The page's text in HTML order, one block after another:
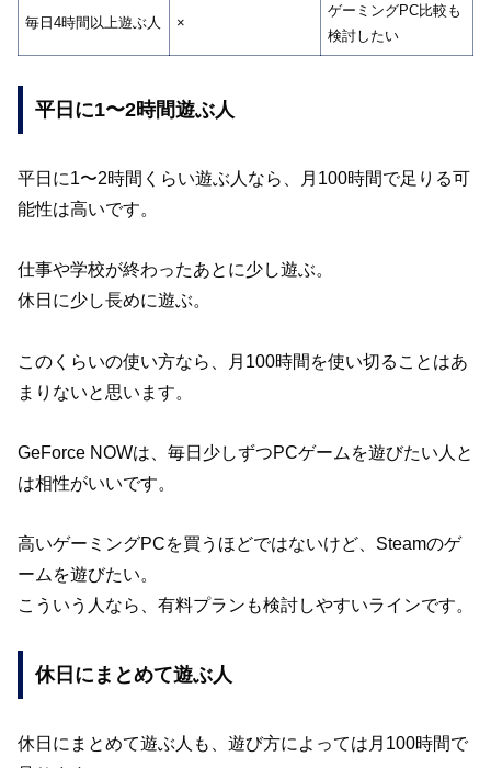
毎日4時間以上遊ぶ人 ×
ゲーミングPC比較も
検討したい
平日に1〜2時間遊ぶ人
平日に1〜2時間くらい遊ぶ人なら、月100時間で足りる可
能性は高いです。
仕事や学校が終わったあとに少し遊ぶ。
休日に少し長めに遊ぶ。
このくらいの使い方なら、月100時間を使い切ることはあ
まりないと思います。
GeForce NOWは、毎日少しずつPCゲームを遊びたい人と
は相性がいいです。
高いゲーミングPCを買うほどではないけど、Steamのゲ
ームを遊びたい。
こういう人なら、有料プランも検討しやすいラインです。
休日にまとめて遊ぶ人
休日にまとめて遊ぶ人も、遊び方によっては月100時間で